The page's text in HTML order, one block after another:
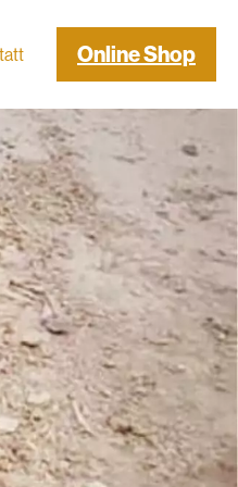
Online Shop